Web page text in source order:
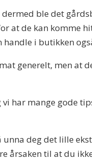
ble det
at de kan komme
i butikken
generelt, men at
har mange gode
deg det lille
årsaken til at du